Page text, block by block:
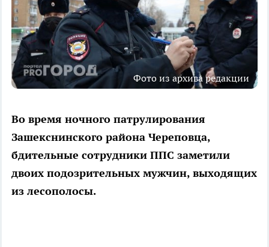
Фото из архива редакции
Во время ночного патрулирования
Зашекснинского района Череповца,
бдительные сотрудники ППС заметили
двоих подозрительных мужчин, выходящих
из лесополосы.